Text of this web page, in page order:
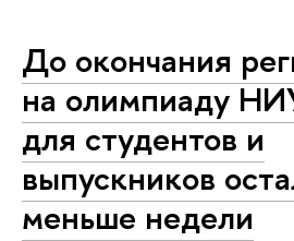
До окончания
на олимпиаду
для студентов и
выпускников
меньше недели